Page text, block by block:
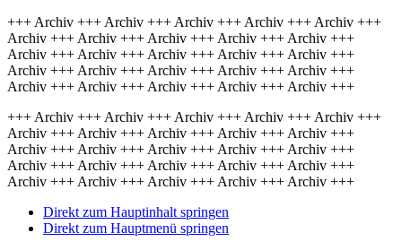
+++ Archiv +++ Archiv +++ Archiv +++ Archiv +++ Archiv +++
Archiv +++ Archiv +++ Archiv +++ Archiv +++ Archiv +++
Archiv +++ Archiv +++ Archiv +++ Archiv +++ Archiv +++
Archiv +++ Archiv +++ Archiv +++ Archiv +++ Archiv +++
Archiv +++ Archiv +++ Archiv +++ Archiv +++ Archiv +++
+++ Archiv +++ Archiv +++ Archiv +++ Archiv +++ Archiv +++
Archiv +++ Archiv +++ Archiv +++ Archiv +++ Archiv +++
Archiv +++ Archiv +++ Archiv +++ Archiv +++ Archiv +++
Archiv +++ Archiv +++ Archiv +++ Archiv +++ Archiv +++
Archiv +++ Archiv +++ Archiv +++ Archiv +++ Archiv +++
Direkt zum Hauptinhalt springen
Direkt zum Hauptmenü springen